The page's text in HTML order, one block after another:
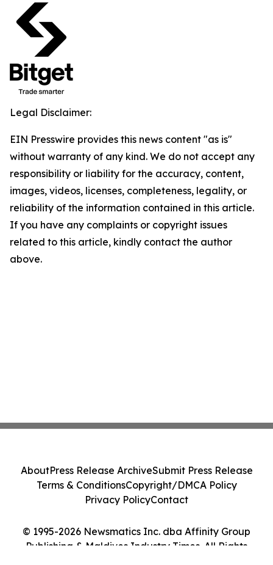
Legal Disclaimer:
EIN Presswire provides this news content "as is"
without warranty of any kind. We do not accept any
responsibility or liability for the accuracy, content,
images, videos, licenses, completeness, legality, or
reliability of the information contained in this article.
If you have any complaints or copyright issues
related to this article, kindly contact the author
above.
© 1995-2026 Newsmatics Inc. dba Affinity Group
Publishing & Maldives Industry Times. All Rights
AboutPress Release ArchiveSubmit Press Release
Terms & ConditionsCopyright/DMCA Policy
Privacy PolicyContact